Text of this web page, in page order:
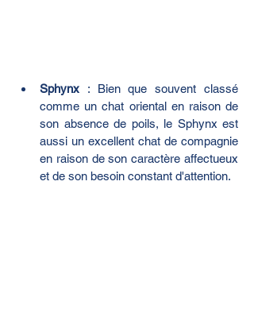
Sphynx : Bien que souvent classé
comme un chat oriental en raison de
son absence de poils, le Sphynx est
aussi un excellent chat de compagnie
en raison de son caractère affectueux
et de son besoin constant d'attention.